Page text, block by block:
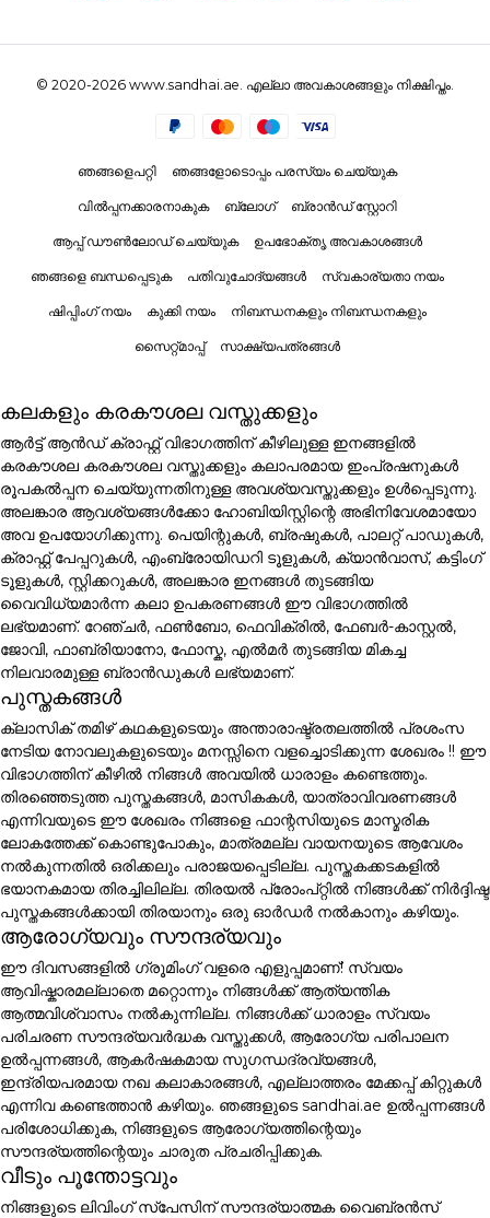
© 2020-2026 www.sandhai.ae. എല്ലാ അവകാശങ്ങളും നിക്ഷിപ്തം.
ഞങ്ങളെപറ്റി ഞങ്ങളോടൊപ്പം പരസ്യം ചെയ്യുക
വിൽപ്പനക്കാരനാകുക ബ്ലോഗ് ബ്രാൻഡ് സ്റ്റോറി
ആപ്പ് ഡൗൺലോഡ് ചെയ്യുക ഉപഭോക്തൃ അവകാശങ്ങൾ
ഞങ്ങളെ ബന്ധപ്പെടുക പതിവുചോദ്യങ്ങൾ സ്വകാര്യതാ നയം
ഷിപ്പിംഗ് നയം കുക്കി നയം നിബന്ധനകളും നിബന്ധനകളും
സൈറ്റ്മാപ്പ് സാക്ഷ്യപത്രങ്ങൾ
കലകളും കരകൗശല വസ്തുക്കളും
ആർട്ട് ആൻഡ് ക്രാഫ്റ്റ് വിഭാഗത്തിന് കീഴിലുള്ള ഇനങ്ങളിൽ
കരകൗശല കരകൗശല വസ്തുക്കളും കലാപരമായ ഇംപ്രഷനുകൾ
രൂപകൽപ്പന ചെയ്യുന്നതിനുള്ള അവശ്യവസ്തുക്കളും ഉൾപ്പെടുന്നു.
അലങ്കാര ആവശ്യങ്ങൾക്കോ ഹോബിയിസ്റ്റിന്റെ അഭിനിവേശമായോ
അവ ഉപയോഗിക്കുന്നു. പെയിന്റുകൾ, ബ്രഷുകൾ, പാലറ്റ് പാഡുകൾ,
ക്രാഫ്റ്റ് പേപ്പറുകൾ, എംബ്രോയിഡറി ടൂളുകൾ, ക്യാൻവാസ്, കട്ടിംഗ്
ടൂളുകൾ, സ്റ്റിക്കറുകൾ, അലങ്കാര ഇനങ്ങൾ തുടങ്ങിയ
വൈവിധ്യമാർന്ന കലാ ഉപകരണങ്ങൾ ഈ വിഭാഗത്തിൽ
ലഭ്യമാണ്. റേഞ്ചർ, ഫൺബോ, ഫെവിക്രിൽ, ഫേബർ-കാസ്റ്റൽ,
ജോവി, ഫാബ്രിയാനോ, ഫോസ്ക, എൽമർ തുടങ്ങിയ മികച്ച
നിലവാരമുള്ള ബ്രാൻഡുകൾ ലഭ്യമാണ്.
പുസ്തകങ്ങൾ
ക്ലാസിക് തമിഴ് കഥകളുടെയും അന്താരാഷ്ട്രതലത്തിൽ പ്രശംസ
നേടിയ നോവലുകളുടെയും മനസ്സിനെ വളച്ചൊടിക്കുന്ന ശേഖരം !! ഈ
വിഭാഗത്തിന് കീഴിൽ നിങ്ങൾ അവയിൽ ധാരാളം കണ്ടെത്തും.
തിരഞ്ഞെടുത്ത പുസ്തകങ്ങൾ, മാസികകൾ, യാത്രാവിവരണങ്ങൾ
എന്നിവയുടെ ഈ ശേഖരം നിങ്ങളെ ഫാന്റസിയുടെ മാസ്മരിക
ലോകത്തേക്ക് കൊണ്ടുപോകും, മാത്രമല്ല വായനയുടെ ആവേശം
നൽകുന്നതിൽ ഒരിക്കലും പരാജയപ്പെടില്ല. പുസ്തകക്കടകളിൽ
ഭയാനകമായ തിരച്ചിലില്ല. തിരയൽ പ്രോംപ്റ്റിൽ നിങ്ങൾക്ക് നിർദ്ദിഷ്ട
പുസ്തകങ്ങൾക്കായി തിരയാനും ഒരു ഓർഡർ നൽകാനും കഴിയും.
ആരോഗ്യവും സൗന്ദര്യവും
ഈ ദിവസങ്ങളിൽ ഗ്രൂമിംഗ് വളരെ എളുപ്പമാണ്! സ്വയം
ആവിഷ്കാരമല്ലാതെ മറ്റൊന്നും നിങ്ങൾക്ക് ആത്യന്തിക
ആത്മവിശ്വാസം നൽകുന്നില്ല. നിങ്ങൾക്ക് ധാരാളം സ്വയം
പരിചരണ സൗന്ദര്യവർദ്ധക വസ്തുക്കൾ, ആരോഗ്യ പരിപാലന
ഉൽപ്പന്നങ്ങൾ, ആകർഷകമായ സുഗന്ധദ്രവ്യങ്ങൾ,
ഇന്ദ്രിയപരമായ നഖ കലാകാരങ്ങൾ, എല്ലാത്തരം മേക്കപ്പ് കിറ്റുകൾ
എന്നിവ കണ്ടെത്താൻ കഴിയും. ഞങ്ങളുടെ sandhai.ae ഉൽപ്പന്നങ്ങൾ
പരിശോധിക്കുക, നിങ്ങളുടെ ആരോഗ്യത്തിന്റെയും
സൗന്ദര്യത്തിന്റെയും ചാരുത പ്രചരിപ്പിക്കുക.
വീടും പൂന്തോട്ടവും
നിങ്ങളുടെ ലിവിംഗ് സ്പേസിന് സൗന്ദര്യാത്മക വൈബ്രൻസ്